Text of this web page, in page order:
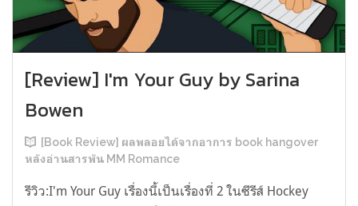
[Review] I'm Your Guy by Sarina
Bowen
[Book Review] ผลพลอยได้จากอาการ book hangover
หลังอ่านสารพัน MM Romance
รีวิว:I'm Your Guy เรื่องนี้เป็นเรื่องที่ 2 ในซีรีส์ Hockey